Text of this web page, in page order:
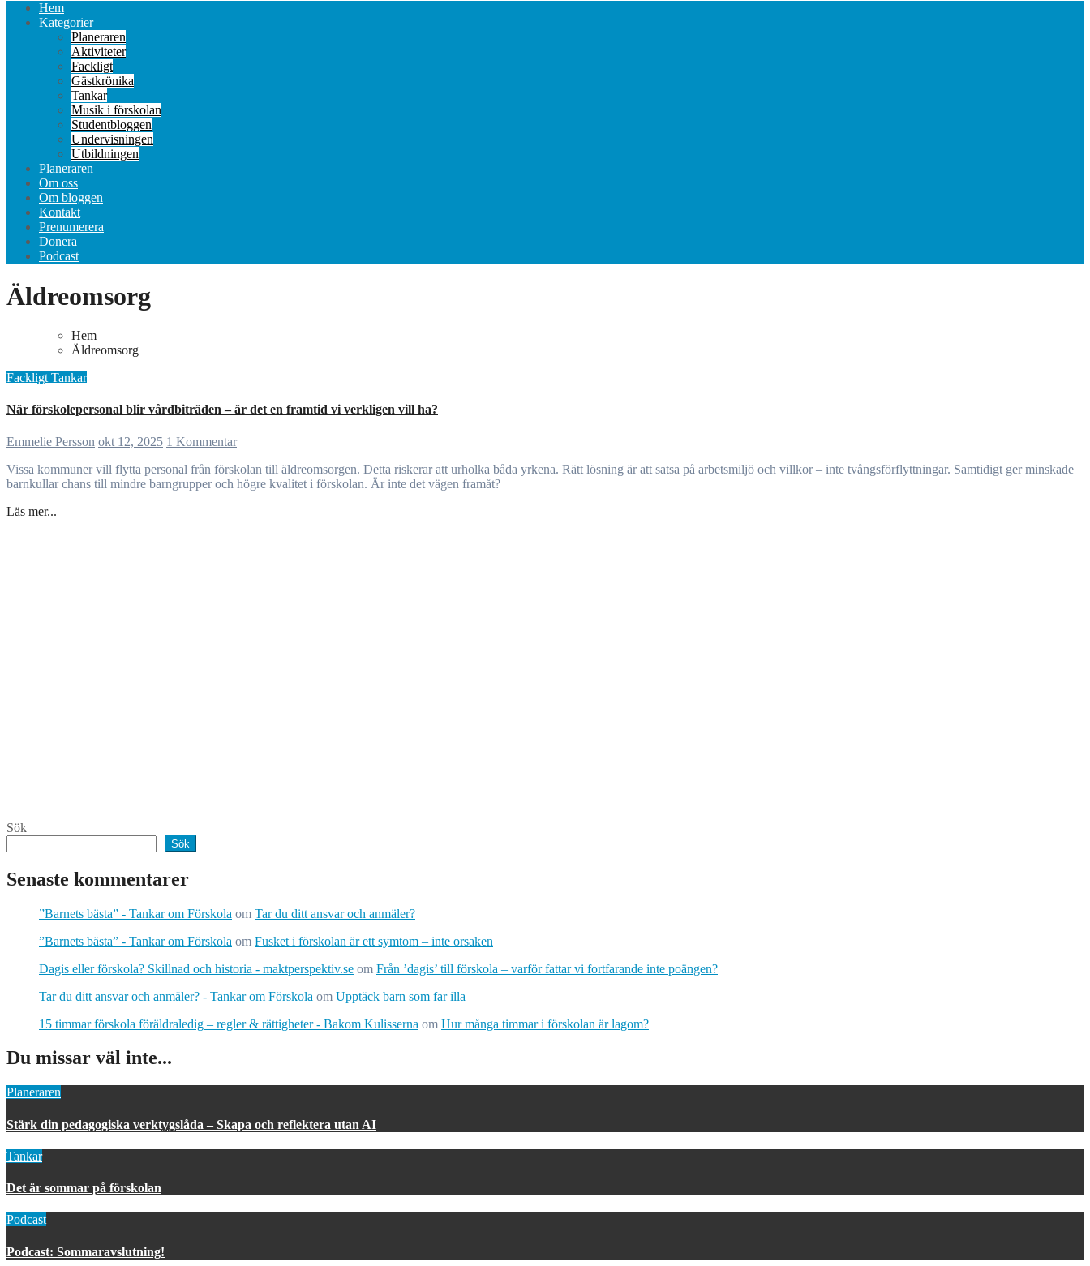
Hem
Kategorier
Planeraren
Aktiviteter
Fackligt
Gästkrönika
Tankar
Musik i förskolan
Studentbloggen
Undervisningen
Utbildningen
Planeraren
Om oss
Om bloggen
Kontakt
Prenumerera
Donera
Podcast
Äldreomsorg
Hem
Äldreomsorg
Fackligt Tankar
När förskolepersonal blir vårdbiträden – är det en framtid vi verkligen vill ha?
Emmelie Persson okt 12, 2025 1 Kommentar
Vissa kommuner vill flytta personal från förskolan till äldreomsorgen. Detta riskerar att urholka båda yrkena. Rätt lösning är att satsa på arbetsmiljö och villkor – inte tvångsförflyttningar. Samtidigt ger minskade
barnkullar chans till mindre barngrupper och högre kvalitet i förskolan. Är inte det vägen framåt?
Läs mer...
Sök
Sök
Senaste kommentarer
”Barnets bästa” - Tankar om Förskola om Tar du ditt ansvar och anmäler?
”Barnets bästa” - Tankar om Förskola om Fusket i förskolan är ett symtom – inte orsaken
Dagis eller förskola? Skillnad och historia - maktperspektiv.se om Från ’dagis’ till förskola – varför fattar vi fortfarande inte poängen?
Tar du ditt ansvar och anmäler? - Tankar om Förskola om Upptäck barn som far illa
15 timmar förskola föräldraledig – regler & rättigheter - Bakom Kulisserna om Hur många timmar i förskolan är lagom?
Du missar väl inte...
Planeraren
Stärk din pedagogiska verktygslåda – Skapa och reflektera utan AI
Tankar
Det är sommar på förskolan
Podcast
Podcast: Sommaravslutning!